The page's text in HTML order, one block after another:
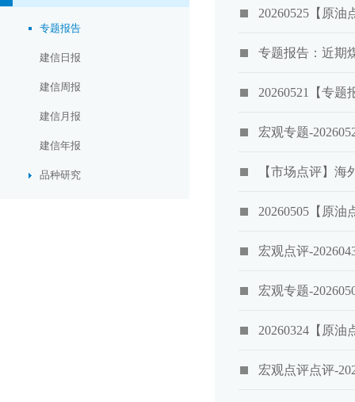
专题报告
建信日报
建信周报
建信月报
建信年报
品种研究
20260525【原
专题报告：近期
20260521【专
宏观专题-
【市场点评】
20260505【原
宏观点评-
宏观专题-
20260324【原
宏观点评点评-